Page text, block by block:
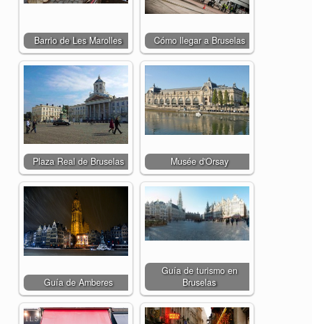
Barrio de Les Marolles Cómo llegar a Bruselas
Plaza Real de Bruselas Musée d'Orsay
Guía de Amberes
Guía de turismo en
Bruselas